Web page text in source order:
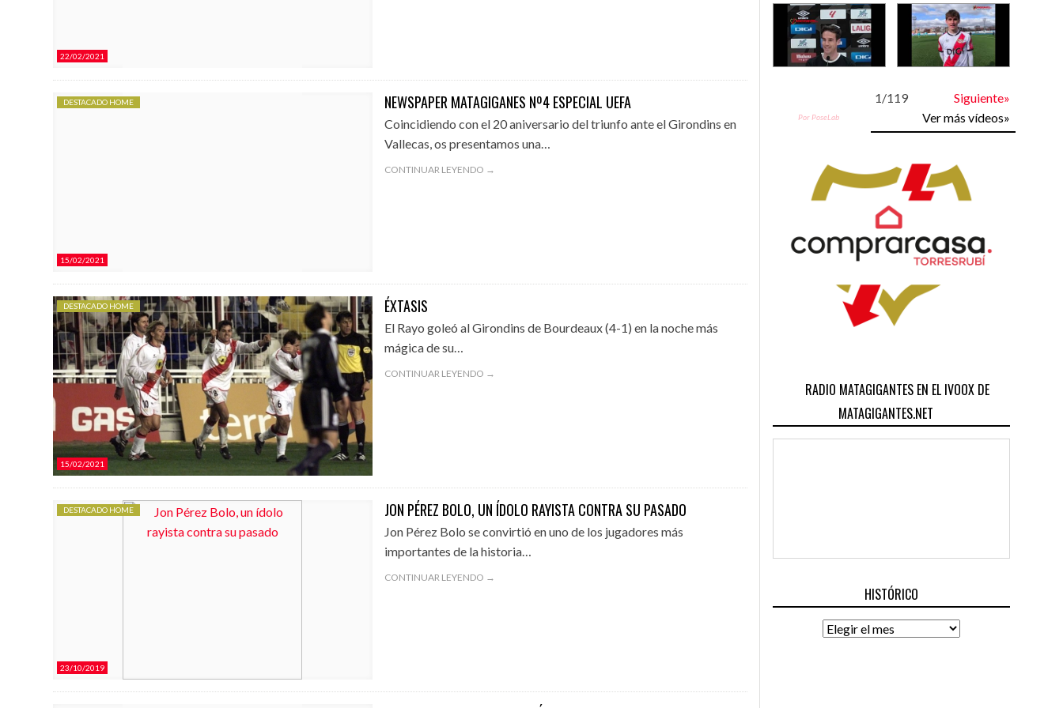
22/02/2021
15/02/2021
DESTACADO HOME NEWSPAPER MATAGIGANES Nº4 ESPECIAL UEFA
Coincidiendo con el 20 aniversario del triunfo ante el Girondins en
Vallecas, os presentamos una…
CONTINUAR LEYENDO →
15/02/2021
DESTACADO HOME ÉXTASIS
El Rayo goleó al Girondins de Bourdeaux (4-1) en la noche más
mágica de su…
CONTINUAR LEYENDO →
23/10/2019
DESTACADO HOME JON PÉREZ BOLO, UN ÍDOLO RAYISTA CONTRA SU PASADO
Jon Pérez Bolo se convirtió en uno de los jugadores más
importantes de la historia…
CONTINUAR LEYENDO →
1/119 Siguiente»
Por PoseLab Ver más vídeos»
RADIO MATAGIGANTES EN EL IVOOX DE
MATAGIGANTES.NET
HISTÓRICO
Histórico